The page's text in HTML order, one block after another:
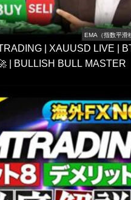
EMA（指数平滑
| XAUUSD LIVE |
| BULLISH BULL MASTER